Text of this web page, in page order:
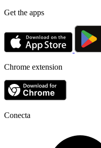
Get the apps
Chrome extension
Conecta